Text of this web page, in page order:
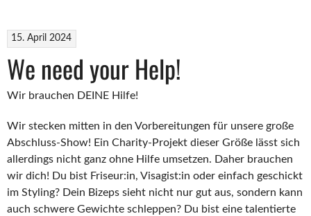
15. April 2024
We need your Help!
Wir brauchen DEINE Hilfe!
Wir stecken mitten in den Vorbereitungen für unsere große
Abschluss-Show! Ein Charity-Projekt dieser Größe lässt sich
allerdings nicht ganz ohne Hilfe umsetzen. Daher brauchen
wir dich! Du bist Friseur:in, Visagist:in oder einfach geschickt
im Styling? Dein Bizeps sieht nicht nur gut aus, sondern kann
auch schwere Gewichte schleppen? Du bist eine talentierte